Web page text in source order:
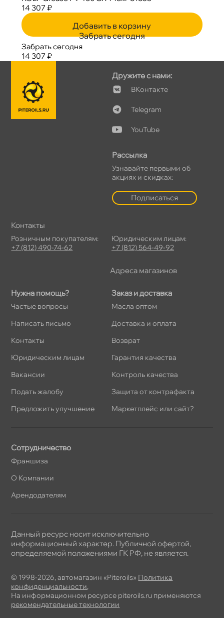
14 307 ₽
Добавить в корзину
Забрать сегодня
Забрать сегодня
14 307 ₽
Нужна помощь?
Частые вопросы
Написать письмо
Контакты
Юридическим лицам
акансии
Подать жалобу
Предложить улучшение
Заказ и доставка
Масла оптом
Доставка и оплата
озврат
Гарантия качества
Контроль качества
Защита от контрафакта
Маркетплейс или сайт?
Дружите с нами:
Контакте
Telegram
YouTube
Рассылка
Узнавайте первыми о
акциях и скидках:
Подписаться
Сотрудничество
Франшиза
О Компании
Арендодателям
Контакты
Розничным покупателям:
+7 (812) 490-74-62
Юридическим лицам:
+7 (812) 564-49-92
Адреса магазино
© 1998-2026, автомагазин «Piteroils» Политика
конфиденциальности,
На информационном ресурсе piteroils.ru применяются
рекомендательные технологии
Данный ресурс носит исключительно
информационный характер. Публичной офертой,
определяемой положениями ГК РФ, не является.